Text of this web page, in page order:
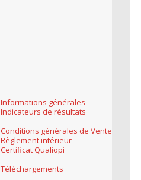
Informations générales
Indicateurs de résultats
Conditions générales de Vente
Règlement intérieur
Certificat Qualiopi
Téléchargements